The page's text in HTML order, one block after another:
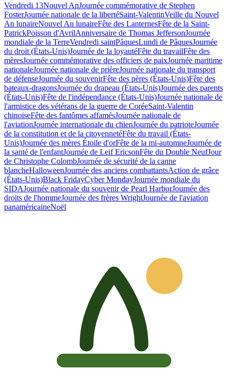
Vendredi 13Nouvel AnJournée commémorative de Stephen
FosterJournée nationale de la libertéSaint-ValentinVeille du Nouvel
An lunaireNouvel An lunaireFête des LanternesFête de la Saint-
PatrickPoisson d'AvrilAnniversaire de Thomas JeffersonJournée
mondiale de la TerreVendredi saintPâquesLundi de PâquesJournée
du droit (États-Unis)Journée de la loyautéFête du travailFête des
mèresJournée commémorative des officiers de paixJournée maritime
nationaleJournée nationale de prièreJournée nationale du transport
de défenseJournée du souvenirFête des pères (États-Unis)Fête des
bateaux-dragonsJournée du drapeau (États-Unis)Journée des parents
(États-Unis)Fête de l'indépendance (États-Unis)Journée nationale de
l'armistice des vétérans de la guerre de CoréeSaint-Valentin
chinoiseFête des fantômes affamésJournée nationale de
l'aviationJournée internationale du chienJournée du patrioteJournée
de la constitution et de la citoyennetéFête du travail (États-
Unis)Journée des mères Étoile d'orFête de la mi-automneJournée de
la santé de l'enfantJournée de Leif EricsonFête du Double NeufJour
de Christophe ColombJournée de sécurité de la canne
blancheHalloweenJournée des anciens combattantsAction de grâce
(États-Unis)Black FridayCyber MondayJournée mondiale du
SIDAJournée nationale du souvenir de Pearl HarborJournée des
droits de l'hommeJournée des frères WrightJournée de l'aviation
panaméricaineNoël